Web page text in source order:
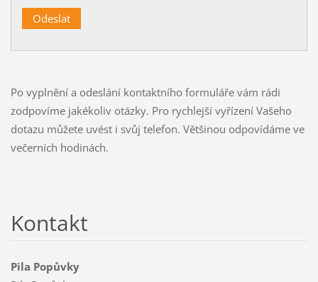
Po vyplnění a odeslání kontaktního formuláře vám rádi
zodpovíme jakékoliv otázky. Pro rychlejší vyřízení Vašeho
dotazu můžete uvést i svůj telefon. Většinou odpovídáme ve
večerních hodinách.
Kontakt
Pila Popůvky